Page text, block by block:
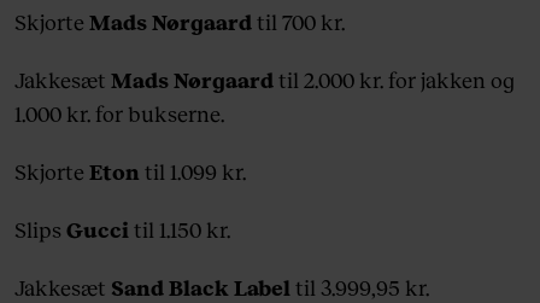
Skjorte Mads Nørgaardtil 700 kr.
Jakkesæt Mads Nørgaardtil 2.000 kr. for jakken og
1.000 kr. for bukserne.
Skjorte Eton til 1.099 kr.
Slips Gucci til 1.150 kr.
Jakkesæt Sand Black Label til 3.999,95 kr.